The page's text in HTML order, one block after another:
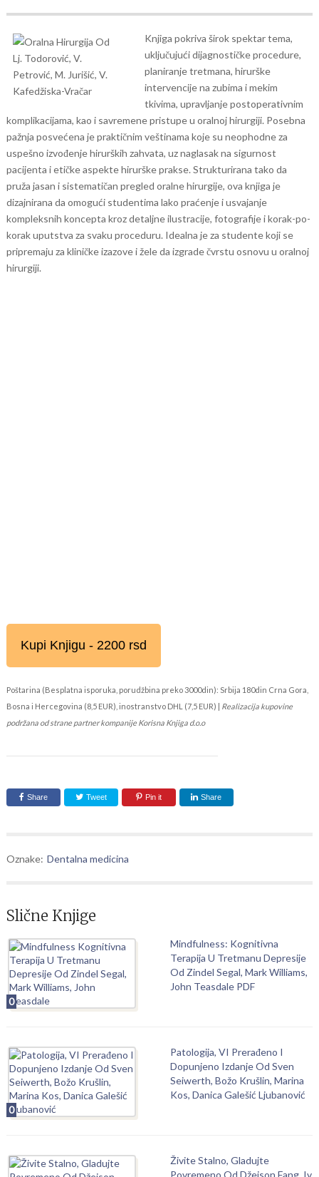
Knjiga pokriva širok spektar tema,
uključujući dijagnostičke procedure,
planiranje tretmana, hirurške
intervencije na zubima i mekim
tkivima, upravljanje postoperativnim
komplikacijama, kao i savremene pristupe u oralnoj hirurgiji. Posebna
pažnja posvećena je praktičnim veštinama koje su neophodne za
uspešno izvođenje hirurških zahvata, uz naglasak na sigurnost
pacijenta i etičke aspekte hirurške prakse. Strukturirana tako da
pruža jasan i sistematičan pregled oralne hirurgije, ova knjiga je
dizajnirana da omogući studentima lako praćenje i usvajanje
kompleksnih koncepta kroz detaljne ilustracije, fotografije i korak-po-
korak uputstva za svaku proceduru. Idealna je za studente koji se
pripremaju za kliničke izazove i žele da izgrade čvrstu osnovu u oralnoj
hirurgiji.
Kupi Knjigu - 2200 rsd
Poštarina (Besplatna isporuka, porudžbina preko 3000din): Srbija 180din Crna Gora,
Bosna i Hercegovina (8,5 EUR), inostranstvo DHL (7,5 EUR) | Realizacija kupovine
podržana od strane partner kompanije Korisna Knjiga d.o.o
Share Tweet Pin it Share
Oznake: Dentalna medicina
Slične Knjige
0
Mindfulness: Kognitivna
Terapija U Tretmanu Depresije
Od Zindel Segal, Mark Williams,
John Teasdale PDF
0
Patologija, VI Prerađeno I
Dopunjeno Izdanje Od Sven
Seiwerth, Božo Krušlin, Marina
Kos, Danica Galešić Ljubanović
Živite Stalno, Gladujte
Povremeno Od Džejson Fang, Iv